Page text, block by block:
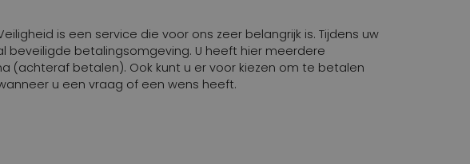
is een service die voor ons zeer belangrijk is. Tijdens uw
betalingsomgeving. U heeft hier meerdere
(achteraf betalen). Ook kunt u er voor kiezen om te betalen
u een vraag of een wens heeft.